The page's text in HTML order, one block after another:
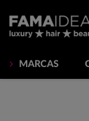
MARCAS